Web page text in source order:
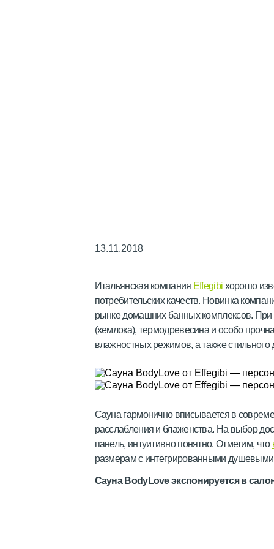
13.11.2018
Итальянская компания Effegibi хорошо
потребительских качеств. Новинка
рынке домашних банных комплексов. При
(хемлока), термодревесина и особо
влажностных режимов, а также
Сауна гармонично вписывается в
расслабления и блаженства. На выбор
панель, интуитивно понятно. Отметим, что
размерам с интегрированными
Сауна BodyLove экспонируется в